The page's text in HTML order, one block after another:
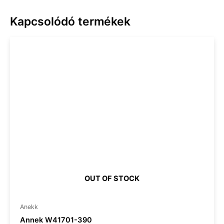
Kapcsolódó termékek
OUT OF STOCK
Anekk
Annek W41701-390